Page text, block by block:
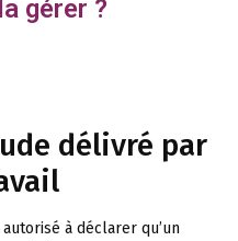
gérer ?
délivré par
à déclarer qu’un